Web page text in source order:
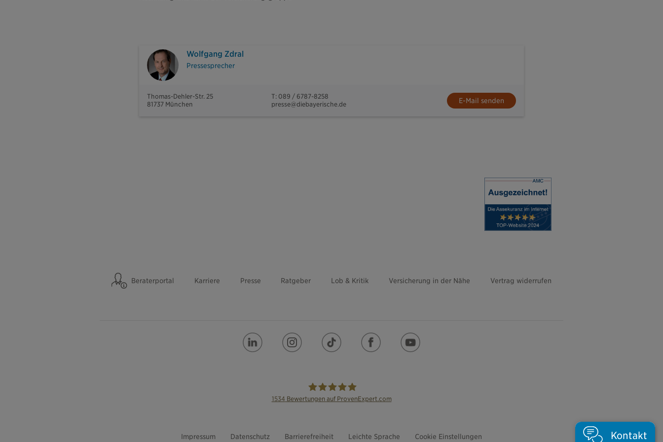
Wolfgang Zdral
Pressesprecher
Thomas-Dehler-Str. 25
81737 München
T: 089 / 6787-8258
presse@diebayerische.de
E-Mail senden
Beraterportal Karriere Presse Ratgeber Lob & Kritik Versicherung in der Nähe Vertrag widerrufen
1534 Bewertungen auf ProvenExpert.com
Impressum Datenschutz Barrierefreiheit Leichte Sprache Cookie Einstellungen Kontakt